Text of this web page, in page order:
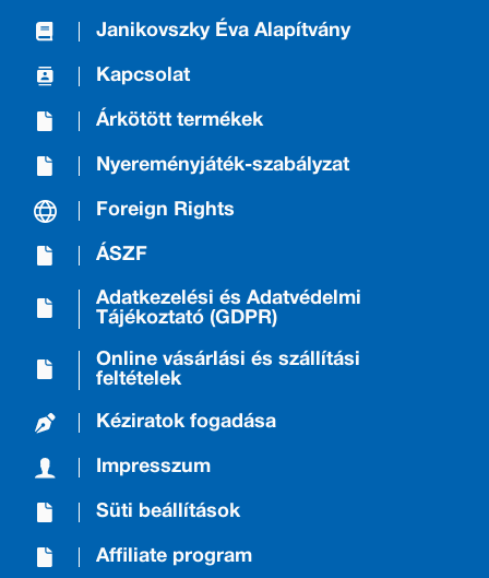
Janikovszky Éva Alapítvány
Kapcsolat
Árkötött termékek
Nyereményjáték-szabályzat
Foreign Rights
ÁSZF
Adatkezelési és Adatvédelmi
Tájékoztató (GDPR)
Online vásárlási és szállítási
feltételek
Kéziratok fogadása
Impresszum
Süti beállítások
Affiliate program